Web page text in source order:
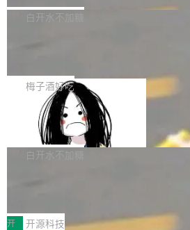
获配9...
题，该问题可能导致在旧版 Linux 内核...
P）！这一里程碑不仅标志着 Fluss 迈入
长期停止内容更新，未能实现其作为“AI
提交的编辑请求也长期处于待处理状态。
pedia 于去年底上线，定位为由人工智能
容的百科平台，被马斯克视为传统众包百
维基百科的替代方案。Lawfare 调查发
热门页面还是低关注度页面，均未出现
白开水不加糖
是这样的：配 MessageSource 的 Bean
声明 LocaleResolver、注册
erceptor…五六步之后才能看到第一行翻
本。 Solon 换了个方式。整个 i18n 模块
梅子酒好吃
Apache Doris 4.1 全面增强 Iceberg
支持 UPDATE、MERGE INTO 与
erg V3
Apache Doris 4.1 要补齐的，正是缺失
半。在已有查询能力的基础上，Doris 进
常维护操作，并完整支持 Iceberg V3 格
白开水不加糖
村国家自主创新示范区会议中心开幕。本
开 开源科技